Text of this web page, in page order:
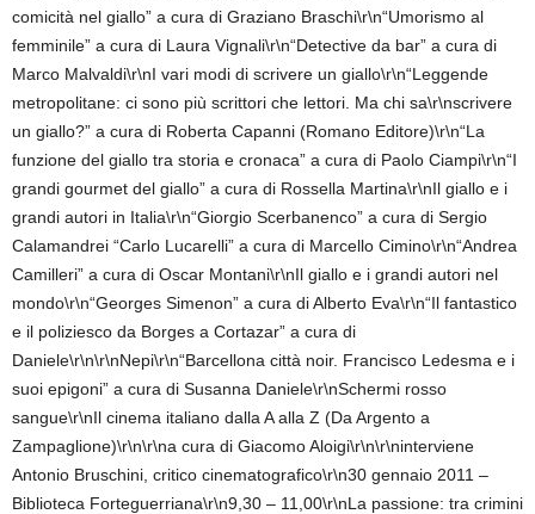
comicità nel giallo” a cura di Graziano Braschi\r\n“Umorismo al
femminile” a cura di Laura Vignali\r\n“Detective da bar” a cura di
Marco Malvaldi\r\nI vari modi di scrivere un giallo\r\n“Leggende
metropolitane: ci sono più scrittori che lettori. Ma chi sa\r\nscrivere
un giallo?” a cura di Roberta Capanni (Romano Editore)\r\n“La
funzione del giallo tra storia e cronaca” a cura di Paolo Ciampi\r\n“I
grandi gourmet del giallo” a cura di Rossella Martina\r\nIl giallo e i
grandi autori in Italia\r\n“Giorgio Scerbanenco” a cura di Sergio
Calamandrei “Carlo Lucarelli” a cura di Marcello Cimino\r\n“Andrea
Camilleri” a cura di Oscar Montani\r\nIl giallo e i grandi autori nel
mondo\r\n“Georges Simenon” a cura di Alberto Eva\r\n“Il fantastico
e il poliziesco da Borges a Cortazar” a cura di
Daniele\r\n\r\nNepi\r\n“Barcellona città noir. Francisco Ledesma e i
suoi epigoni” a cura di Susanna Daniele\r\nSchermi rosso
sangue\r\nIl cinema italiano dalla A alla Z (Da Argento a
Zampaglione)\r\n\r\na cura di Giacomo Aloigi\r\n\r\ninterviene
Antonio Bruschini, critico cinematografico\r\n30 gennaio 2011 –
Biblioteca Forteguerriana\r\n9,30 – 11,00\r\nLa passione: tra crimini